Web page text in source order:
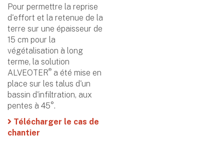
Pour permettre la reprise
d'effort et la retenue de la
terre sur une épaisseur de
15 cm pour la
végétalisation à long
terme, la solution
ALVEOTER® a été mise en
place sur les talus d'un
bassin d'infiltration, aux
pentes à 45°.
Télécharger le cas de
chantier